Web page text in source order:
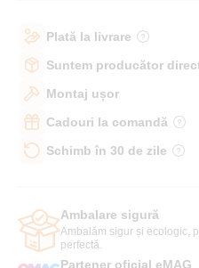
Plată la livrare
Suntem producător
Montaj ușor
Cadouri la comandă
Schimb în 30 de zile
Ambalare sigură
Ambalăm sigur și ecologic,
perfectă.
Partener oficial eMAG